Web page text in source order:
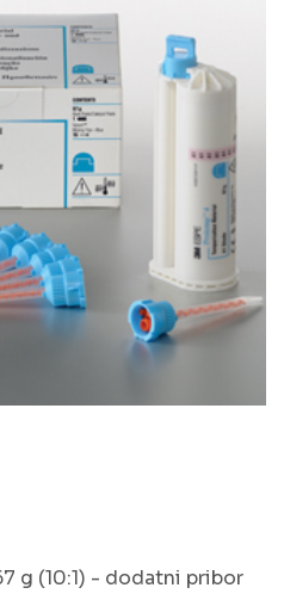
g (10:1) - dodatni pribor